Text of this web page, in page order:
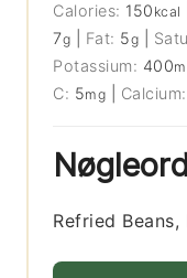
Calories: 150 kcal
7g Fat: 5g
Potassium: 400
C: 5mg Calcium:
Refried